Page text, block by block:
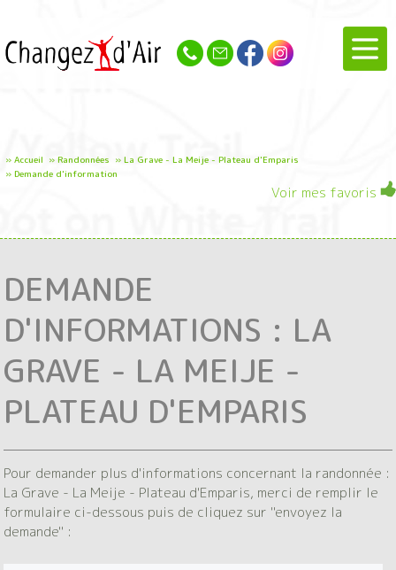
» Accueil » Randonnées » La Grave - La Meije - Plateau d'Emparis
» Demande d'information
Voir mes favoris
DEMANDE
D'INFORMATIONS : LA
GRAVE - LA MEIJE -
PLATEAU D'EMPARIS
Pour demander plus d'informations concernant la randonnée :
La Grave - La Meije - Plateau d'Emparis, merci de remplir le
formulaire ci-dessous puis de cliquez sur "envoyez la
demande" :